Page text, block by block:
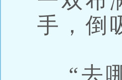
手，倒
“去哪